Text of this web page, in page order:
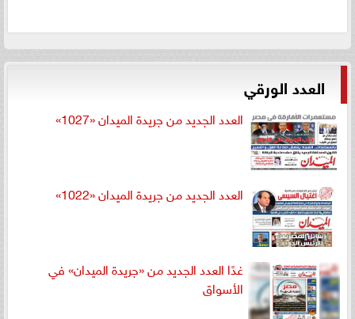
العدد الورقي
العدد الجديد من جريدة الميدان «1027»
العدد الجديد من جريدة الميدان «1022»
غدًا العدد الجديد من «جريدة الميدان» في
الأسواق